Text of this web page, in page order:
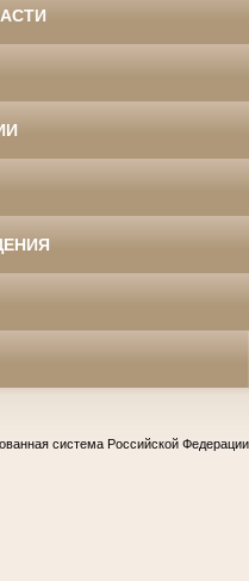
система Российской